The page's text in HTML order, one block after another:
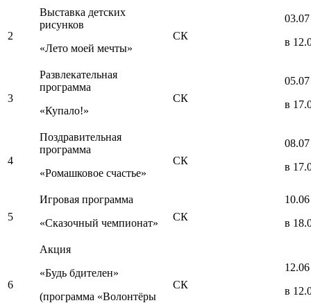
2
Выставка детских
рисунков
«Лето моей мечты»
СК
03.07
в
3
Развлекательная
программа
«Купало!»
СК
05.07
в
4
Поздравительная
программа
«Ромашковое счастье»
СК
08.07
в
5
Игровая программа
«Сказочный чемпионат»
СК
10.06
в
6
Акция
«Будь бдителен»
(программа «Волонтёры
СК
12.06
в